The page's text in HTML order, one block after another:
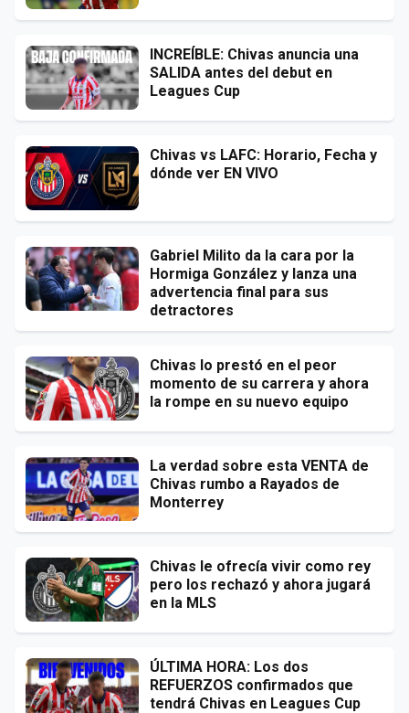
INCREÍBLE: Chivas anuncia una
SALIDA antes del debut en
Leagues Cup
Chivas vs LAFC: Horario, Fecha y
dónde ver EN VIVO
Gabriel Milito da la cara por la
Hormiga González y lanza una
advertencia final para sus
detractores
Chivas lo prestó en el peor
momento de su carrera y ahora
la rompe en su nuevo equipo
La verdad sobre esta VENTA de
Chivas rumbo a Rayados de
Monterrey
Chivas le ofrecía vivir como rey
pero los rechazó y ahora jugará
en la MLS
ÚLTIMA HORA: Los dos
REFUERZOS confirmados que
tendrá Chivas en Leagues Cup